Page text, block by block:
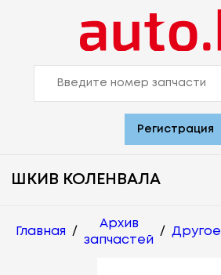
Регистрация
ШКИВ КОЛЕНВАЛА
Главная /
Архив
запчастей
/ Другое